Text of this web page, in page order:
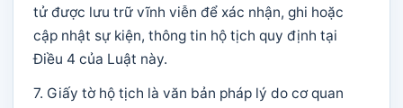
tử được lưu trữ vĩnh viễn để xác nhận, ghi hoặc
cập nhật sự kiện, thông tin hộ tịch quy định tại
Điều 4 của Luật này.
7. Giấy tờ hộ tịch là văn bản pháp lý do cơ quan